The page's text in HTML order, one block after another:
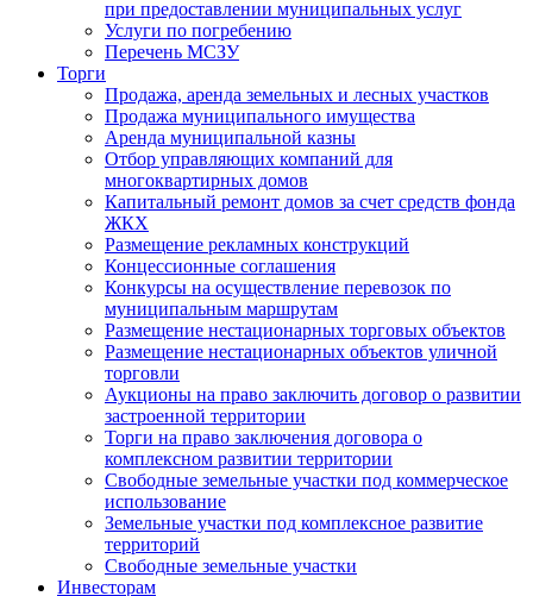
при предоставлении муниципальных услуг
Услуги по погребению
Перечень МСЗУ
Торги
Продажа, аренда земельных и лесных участков
Продажа муниципального имущества
Аренда муниципальной казны
Отбор управляющих компаний для
многоквартирных домов
Капитальный ремонт домов за счет средств фонда
ЖКХ
Размещение рекламных конструкций
Концессионные соглашения
Конкурсы на осуществление перевозок по
муниципальным маршрутам
Размещение нестационарных торговых объектов
Размещение нестационарных объектов уличной
торговли
Аукционы на право заключить договор о развитии
застроенной территории
Торги на право заключения договора о
комплексном развитии территории
Свободные земельные участки под коммерческое
использование
Земельные участки под комплексное развитие
территорий
Свободные земельные участки
Инвесторам